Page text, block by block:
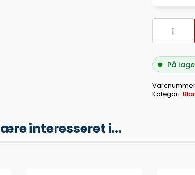
GRAFISK
10,8X15CM
M/KOPI
På
Kategori:
interesseret i...